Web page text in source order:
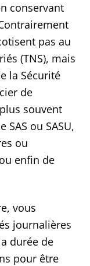
conservant
pas au
(TNS), mais
la Sécurité
de
souvent
ou SASU,
ou
enfin de
vous
journalières
durée de
pour être